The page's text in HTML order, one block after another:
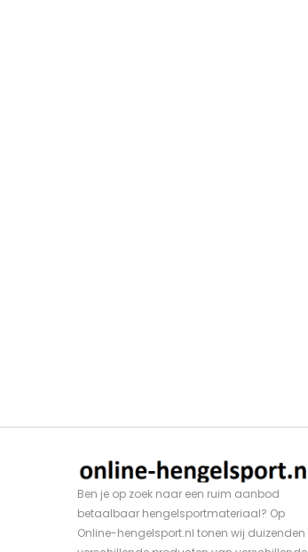
Ben je op zoek naar een ruim aanbod
betaalbaar hengelsportmateriaal? Op
Online-hengelsport.nl tonen wij duizenden